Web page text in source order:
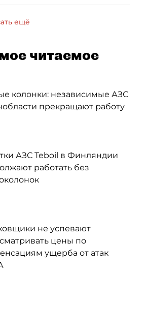
ещё
читаемое
колонки: независимые АЗС
прекращают работу
АЗС Teboil в Финляндии
работать без
не успевают
цены по
ущерба от атак